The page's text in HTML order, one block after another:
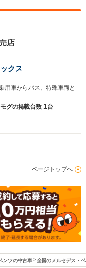
店
クス
用車からバス、特殊車両と
グの掲載台数 1台
ページトップへ
ンツの中古車 全国のメルセデス・